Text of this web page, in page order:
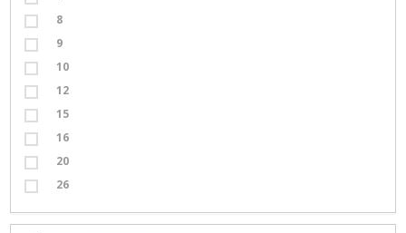
8
9
10
12
15
16
20
26